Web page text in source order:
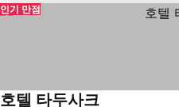
인기 만점
호텔 타두사크